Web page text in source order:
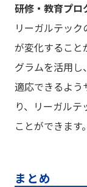
研修・教育プロ
リーガルテッ
が変化すること
グラムを活用
適応できるよう
り、リーガル
ことができます。
まとめ